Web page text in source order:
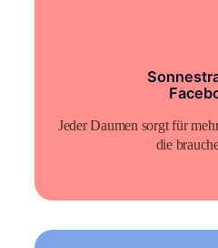
Jeder Daumen sorgt für
die